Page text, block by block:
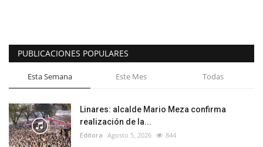
PUBLICACIONES POPULARES
Esta Semana Este Mes Todas
Linares: alcalde Mario Meza confirma
realización de la...
Editora Agosto 5, 2026 844